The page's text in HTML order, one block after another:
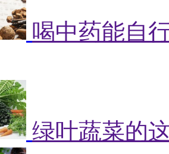
喝中药能自
绿叶蔬菜的